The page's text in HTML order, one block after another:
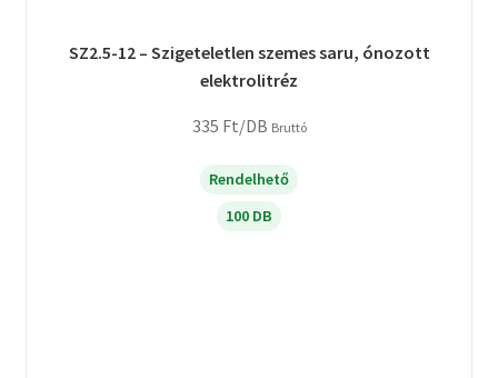
SZ2.5-12 – Szigeteletlen szemes saru, ónozott
elektrolitréz
335 Ft/DB Bruttó
Rendelhető
100 DB